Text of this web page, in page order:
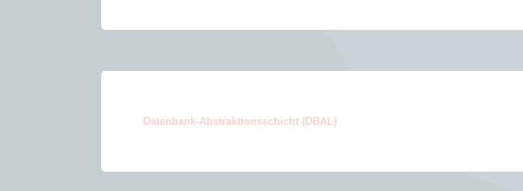
Datenbank-Abstraktionsschicht (DBAL)